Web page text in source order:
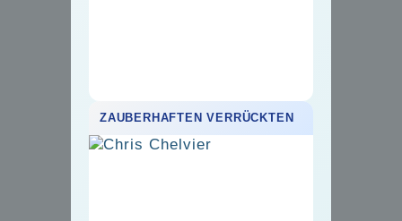
ZAUBERHAFTEN VERRÜCKTEN